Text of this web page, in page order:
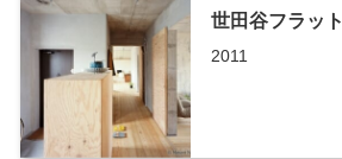
世田谷フラット
2011